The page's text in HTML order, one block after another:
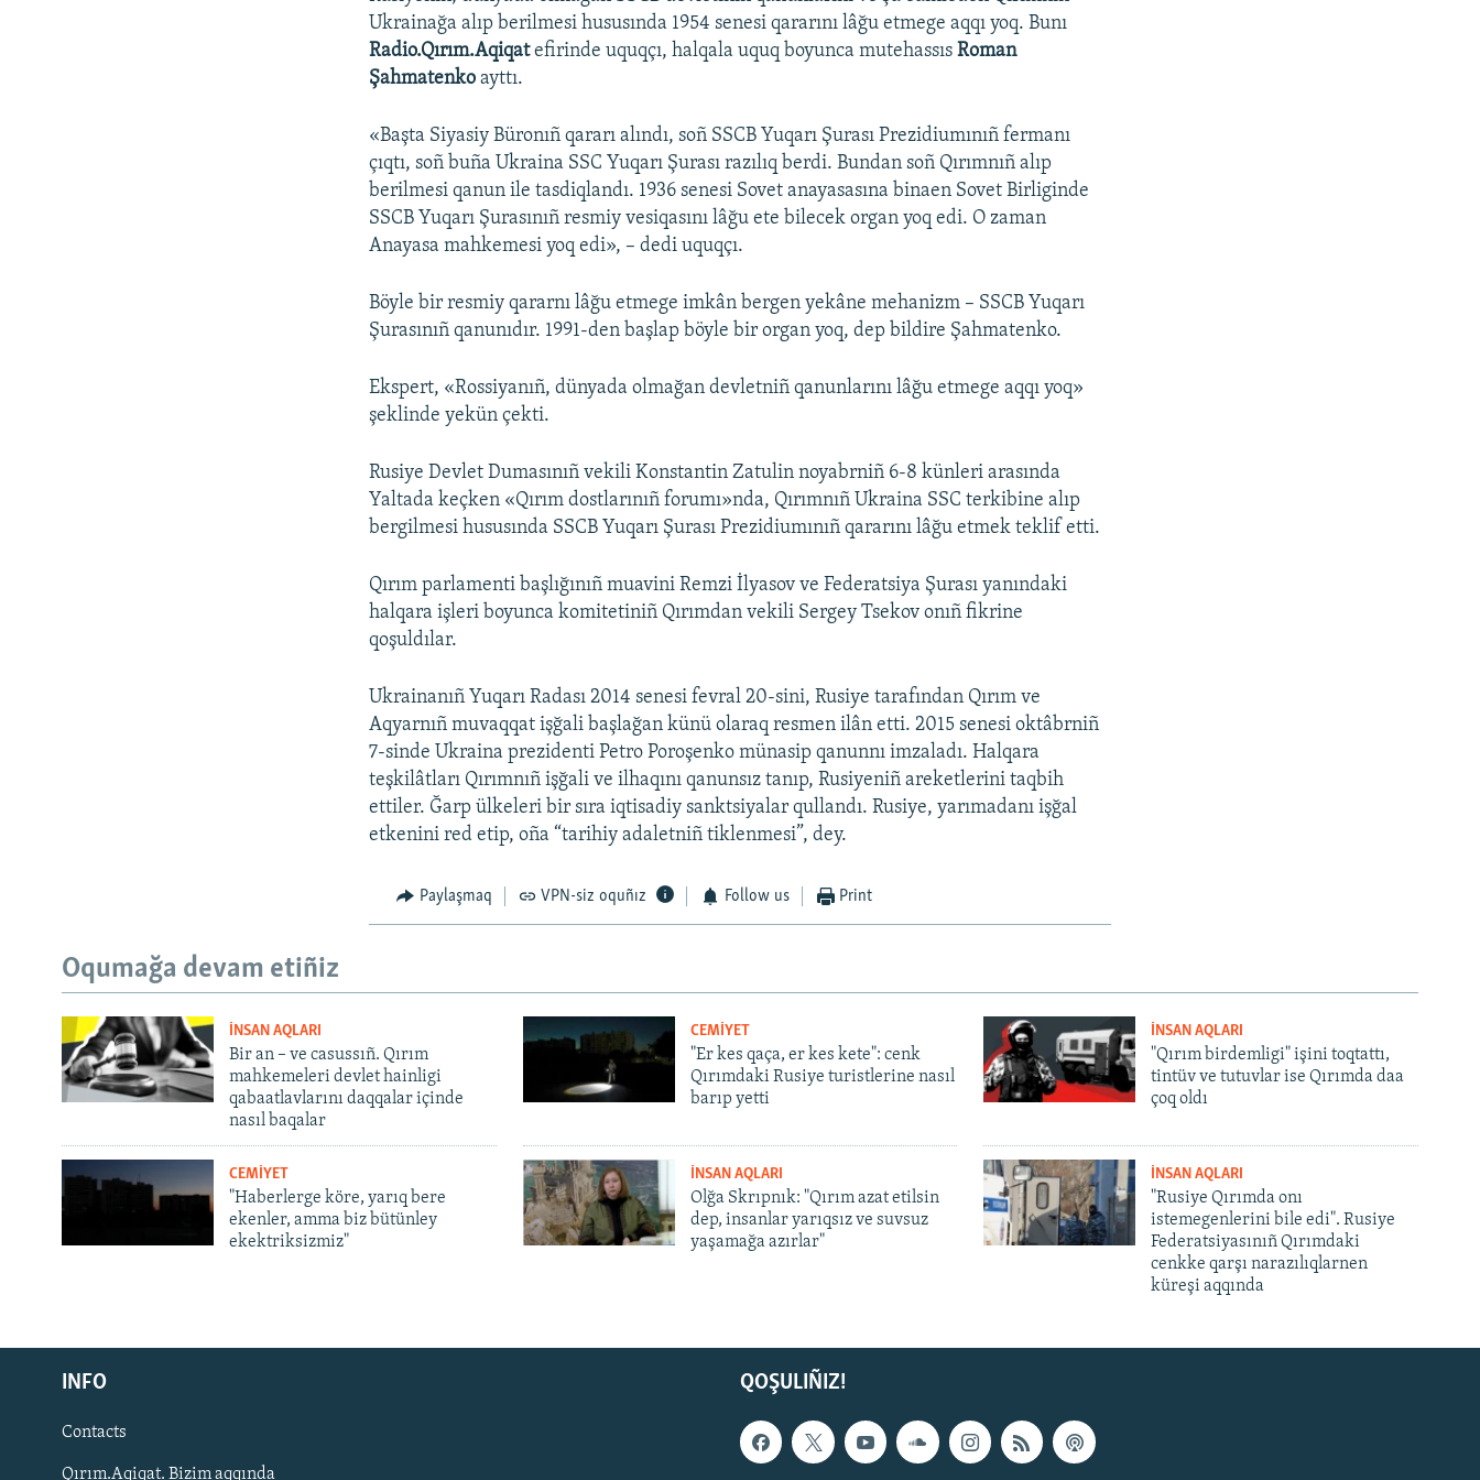
Русский
Українською
QOŞULIÑIZ!
Ukrainağa alıp berilmesi hususında 1954 senesi qararını lâğu etmege aqqı yoq. Bunı
Radio.Qırım.Aqiqatefirinde uquqçı, halqala uquq boyunca mutehassısRoman
Şahmatenko ayttı.
«Başta Siyasiy Büronıñ qararı alındı, soñ SSCB Yuqarı Şurası Prezidiumınıñ fermanı
çıqtı, soñ buña Ukraina SSC Yuqarı Şurası razılıq berdi. Bundan soñ Qırımnıñ alıp
berilmesi qanun ile tasdiqlandı. 1936 senesi Sovet anayasasına binaen Sovet Birliginde
SSCB Yuqarı Şurasınıñ resmiy vesiqasını lâğu ete bilecek organ yoq edi. O zaman
Anayasa mahkemesi yoq edi», – dedi uquqçı.
Böyle bir resmiy qararnı lâğu etmege imkân bergen yekâne mehanizm – SSCB Yuqarı
Şurasınıñ qanunıdır. 1991-den başlap böyle bir organ yoq, dep bildire Şahmatenko.
Ekspert, «Rossiyanıñ, dünyada olmağan devletniñ qanunlarını lâğu etmege aqqı yoq»
şeklinde yekün çekti.
Rusiye Devlet Dumasınıñ vekili Konstantin Zatulin noyabrniñ 6-8 künleri arasında
Yaltada keçken «Qırım dostlarınıñ forumı»nda, Qırımnıñ Ukraina SSC terkibine alıp
bergilmesi hususında SSCB Yuqarı Şurası Prezidiumınıñ qararını lâğu etmek teklif etti.
Qırım parlamenti başlığınıñ muavini Remzi İlyasov ve Federatsiya Şurası yanındaki
halqara işleri boyunca komitetiniñ Qırımdan vekili Sergey Tsekov onıñ fikrine
qoşuldılar.
Ukrainanıñ Yuqarı Radası 2014 senesi fevral 20-sini, Rusiye tarafından Qırım ve
Aqyarnıñ muvaqqat işğali başlağan künü olaraq resmen ilân etti. 2015 senesi oktâbrniñ
7-sinde Ukraina prezidenti Petro Poroşenko münasip qanunnı imzaladı. Halqara
teşkilâtları Qırımnıñ işğali ve ilhaqını qanunsız tanıp, Rusiyeniñ areketlerini taqbih
ettiler. Ğarp ülkeleri bir sıra iqtisadiy sanktsiyalar qullandı. Rusiye, yarımadanı işğal
etkenini red etip, oña “tarihiy adaletniñ tiklenmesi”, dey.
Paylaşmaq VPN-siz oquñız Follow us Print
Oqumağa devam etiñiz
İNSAN AQLARI
Bir an – ve casussıñ. Qırım
mahkemeleri devlet hainligi
qabaatlavlarını daqqalar içinde
nasıl baqalar
CEMİYET
"Er kes qaça, er kes kete": cenk
Qırımdaki Rusiye turistlerine nasıl
barıp yetti
İNSAN AQLARI
"Qırım birdemligi" işini toqtattı,
tintüv ve tutuvlar ise Qırımda daa
çoq oldı
CEMİYET
"Haberlerge köre, yarıq bere
ekenler, amma biz bütünley
ekektriksizmiz"
İNSAN AQLARI
Olğa Skrıpnık: "Qırım azat etilsin
dep, insanlar yarıqsız ve suvsuz
yaşamağa azırlar"
İNSAN AQLARI
"Rusiye Qırımda onı
istemegenlerini bile edi". Rusiye
Federatsiyasınıñ Qırımdaki
cenkke qarşı narazılıqlarnen
küreşi aqqında
QOŞULIÑIZ!
INFO
Contacts
Qırım.Aqiqat. Bizim aqqında